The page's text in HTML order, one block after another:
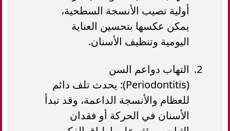
أولية تصيب الأنسجة السطحية،
يمكن عكسها بتحسين العناية
اليومية وتنظيف الأسنان.
التهاب دواعم السن
(Periodontitis): يحدث تلف دائم
للعظام والأنسجة الداعمة، وقد تبدأ
الأسنان في الحركة أو فقدان